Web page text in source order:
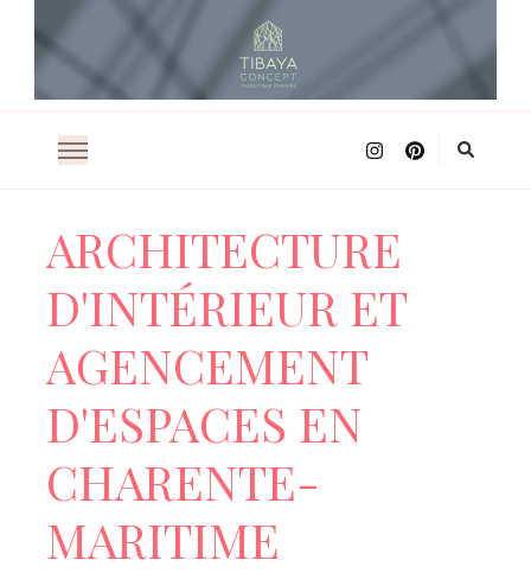
TIBAYA CONCEPT
ARCHITECTURE
D'INTÉRIEUR ET
AGENCEMENT
D'ESPACES EN
CHARENTE-
MARITIME